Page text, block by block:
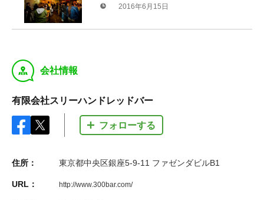
2016年6月15日
y 会社情報
有限会社スリーハンドレッドバー
フォローする
住所： 東京都中央区銀座5-9-11 ファゼンダビルB1
URL： http://www.300bar.com/